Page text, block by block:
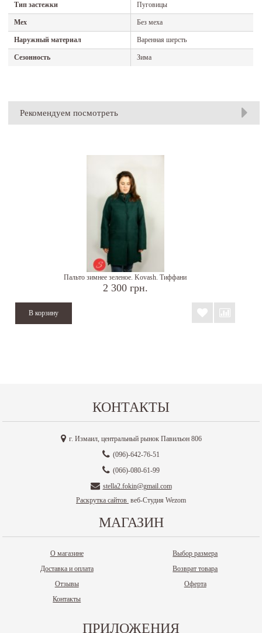
Тип застежки Пуговицы
Мех Без меха
Наружный материал Варенная шерсть
Сезонность Зима
Рекомендуем посмотреть
Пальто зимнее зеленое. Kovash. Тиффани
2 300 грн.
КОНТАКТЫ
г. Измаил, центральный рынок Павильон 806
(096)-642-76-51
(066)-080-61-99
stella2.fokin@gmail.com
Раскрутка сайтов веб-Студия Wezom
МАГАЗИН
О магазине
Выбор размера
Доставка и оплата
Возврат товара
Отзывы
Оферта
Контакты
ПРИЛОЖЕНИЯ